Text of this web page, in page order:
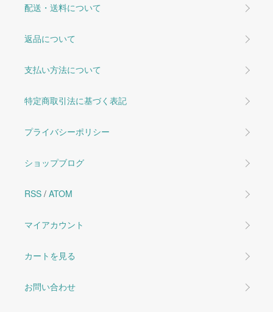
配送・送料について
返品について
支払い方法について
特定商取引法に基づく表記
プライバシーポリシー
ショップブログ
RSS / ATOM
マイアカウント
カートを見る
お問い合わせ